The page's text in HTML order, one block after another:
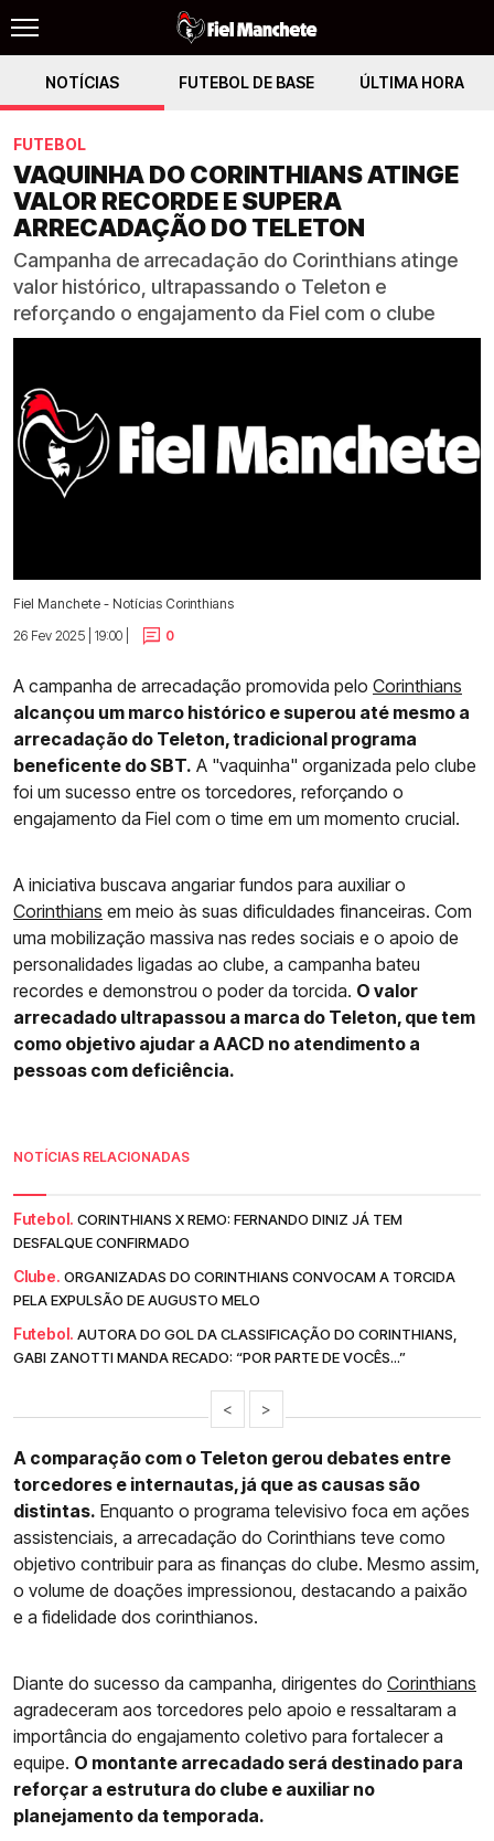
NOTÍCIAS FUTEBOL DE BASE ÚLTIMA HORA
FUTEBOL
VAQUINHA DO CORINTHIANS ATINGE
VALOR RECORDE E SUPERA
ARRECADAÇÃO DO TELETON
Campanha de arrecadação do Corinthians atinge
valor histórico, ultrapassando o Teleton e
reforçando o engajamento da Fiel com o clube
Fiel Manchete - Notícias Corinthians
26 Fev 2025 | 19:00 |
0
A campanha de arrecadação promovida pelo Corinthians
alcançou um marco histórico e superou até mesmo a
arrecadação do Teleton, tradicional programa
beneficente do SBT. A "vaquinha" organizada pelo clube
foi um sucesso entre os torcedores, reforçando o
engajamento da Fiel com o time em um momento crucial.
A iniciativa buscava angariar fundos para auxiliar o
Corinthians em meio às suas dificuldades financeiras. Com
uma mobilização massiva nas redes sociais e o apoio de
personalidades ligadas ao clube, a campanha bateu
recordes e demonstrou o poder da torcida. O valor
arrecadado ultrapassou a marca do Teleton, que tem
como objetivo ajudar a AACD no atendimento a
pessoas com deficiência.
NOTÍCIAS RELACIONADAS
Futebol. CORINTHIANS X REMO: FERNANDO DINIZ JÁ TEM
DESFALQUE CONFIRMADO
Clube. ORGANIZADAS DO CORINTHIANS CONVOCAM A TORCIDA
PELA EXPULSÃO DE AUGUSTO MELO
Futebol. AUTORA DO GOL DA CLASSIFICAÇÃO DO CORINTHIANS,
GABI ZANOTTI MANDA RECADO: “POR PARTE DE VOCÊS...”
< >
A comparação com o Teleton gerou debates entre
torcedores e internautas, já que as causas são
distintas. Enquanto o programa televisivo foca em ações
assistenciais, a arrecadação do Corinthians teve como
objetivo contribuir para as finanças do clube. Mesmo assim,
o volume de doações impressionou, destacando a paixão
e a fidelidade dos corinthianos.
Diante do sucesso da campanha, dirigentes do Corinthians
agradeceram aos torcedores pelo apoio e ressaltaram a
importância do engajamento coletivo para fortalecer a
equipe. O montante arrecadado será destinado para
reforçar a estrutura do clube e auxiliar no
planejamento da temporada.